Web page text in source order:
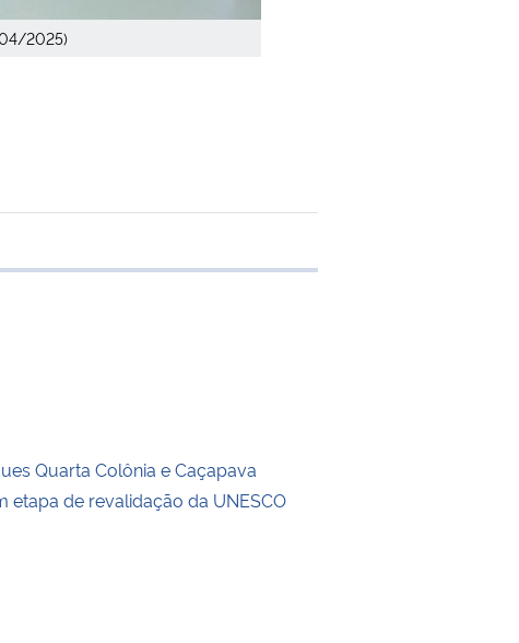
2025)
de transferência
Quarta Colônia e Caçapava
etapa de revalidação da UNESCO